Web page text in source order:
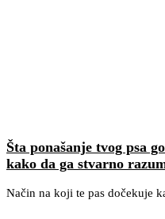
Šta ponašanje tvog psa
kako da ga stvarno
Način na koji te pas dočekuje